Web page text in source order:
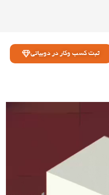
ثبت کسب وکار در دوبیاتی